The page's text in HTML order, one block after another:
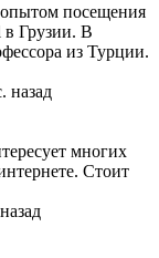
посещения
в Грузии. В
из Турции.
назад
многих
Стоит